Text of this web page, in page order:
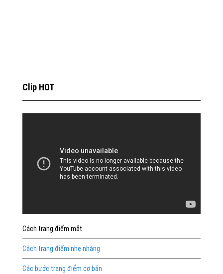
Clip HOT
Cách trang điểm mắt
Cách trang điểm nhẹ nhàng
Các bước trang điểm cơ bản